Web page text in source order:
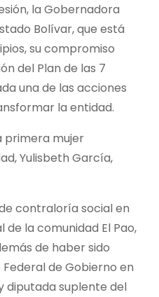
la Gobernadora
Bolívar, que está
su compromiso
del Plan de las 7
una de las acciones
la entidad.
primera mujer
Yulisbeth García,
contraloría social en
de la comunidad El Pao,
de haber sido
de Gobierno en
diputada suplente del